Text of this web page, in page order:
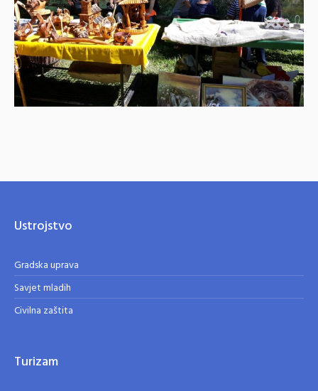
Ustrojstvo
Gradska uprava
Savjet mladih
Civilna zaštita
Turizam